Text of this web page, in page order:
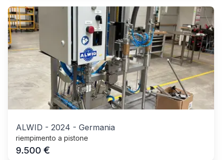
ALWID - 2024 - Germania
riempimento a pistone
9.500 €